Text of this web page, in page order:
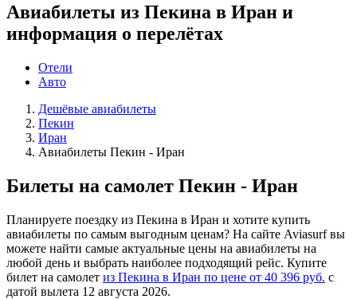
Авиабилеты из Пекина в Иран и
информация о перелётах
Отели
Авто
Дешёвые авиабилеты
Пекин
Иран
Авиабилеты Пекин - Иран
Билеты на самолет Пекин - Иран
Планируете поездку из Пекина в Иран и хотите купить
авиабилеты по самым выгодным ценам? На сайте Aviasurf вы
можете найти самые актуальные цены на авиабилеты на
любой день и выбрать наиболее подходящий рейс. Купите
билет на самолет из Пекина в Иран по цене от 40 396 руб. с
датой вылета 12 августа 2026.